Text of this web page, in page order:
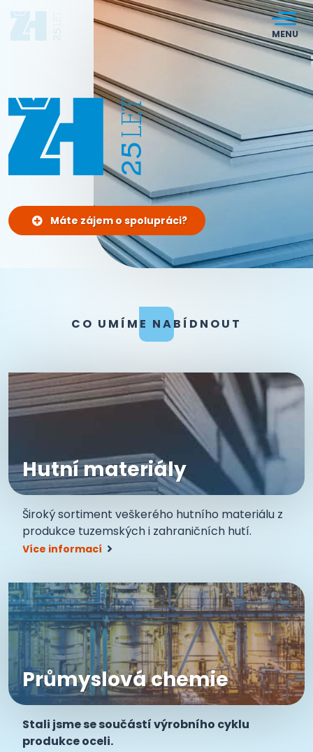
MENU
Máte zájem o spolupráci?
CO UMÍME NABÍDNOUT
Hutní materiály
Široký sortiment veškerého hutního materiálu z
produkce tuzemských i zahraničních hutí.
Více informací
Průmyslová chemie
Stali jsme se součástí výrobního cyklu
produkce oceli.